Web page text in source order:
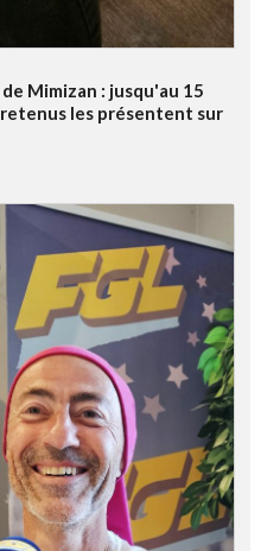
Mimizan : jusqu'au 15
les présentent sur